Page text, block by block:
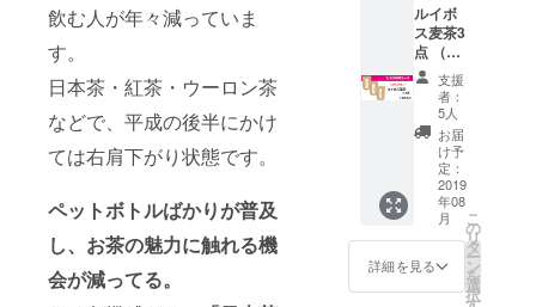
飲む人が年々減っていま
す。
日本茶・紅茶・ウーロン茶
などで、平成の後半にかけ
ては右肩下がり状態です。
ペットボトルばかりが普及
し、お茶の魅力に触れる機
会が減ってる。
ルイボ
ス麦茶3
点 （仕
様：1商
品当た
り定価
￥1,280
・15P
入り）
支援
者：
5人
お届
け予
定：
2019
年08
月
詳細を見る
こ
の
リ
タ
ー
ン
を
選
択